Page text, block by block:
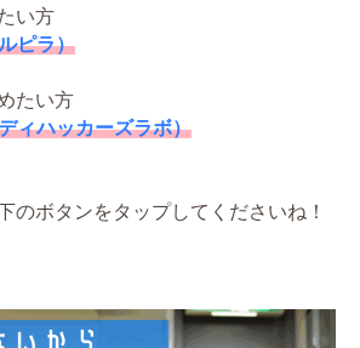
い方
ピラ）
たい方
ィハッカーズラボ）
のボタンをタップしてくださいね！